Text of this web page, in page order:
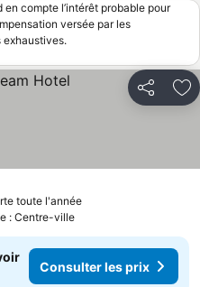
compte l’intérêt probable pour
versée par les
exhaustives.
Partager
toute l'annéeConsulter les prix
les prix
: Centre-ville
Consulter les prix